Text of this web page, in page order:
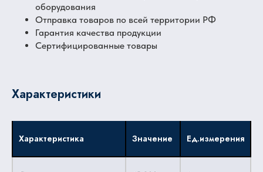
оборудования
Отправка товаров по всей территории РФ
Гарантия качества продукции
Сертифицированные товары
Характеристики
Характеристика Значение Ед.измерения